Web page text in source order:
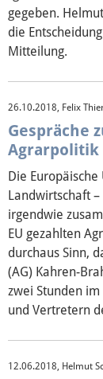
gegeben.
die
Mitteilung.
26.10.2018, Felix
Gespräche
Agrarpolitik
Die
Landwirtschaft
irgendwie
EU gezahlten
durchaus Sinn,
(AG) Kahren-
zwei Stunden
und Vertretern
12.06.2018, Helmut